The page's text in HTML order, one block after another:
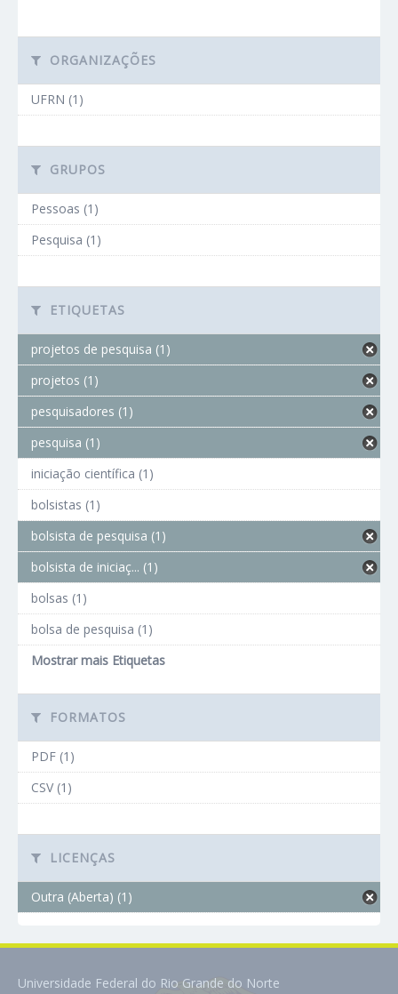
ORGANIZAÇÕES
UFRN (1)
GRUPOS
Pessoas (1)
Pesquisa (1)
ETIQUETAS
projetos de pesquisa (1)
projetos (1)
pesquisadores (1)
pesquisa (1)
iniciação científica (1)
bolsistas (1)
bolsista de pesquisa (1)
bolsista de iniciaç... (1)
bolsas (1)
bolsa de pesquisa (1)
Mostrar mais Etiquetas
FORMATOS
PDF (1)
CSV (1)
LICENÇAS
Outra (Aberta) (1)
Universidade Federal do Rio Grande do Norte